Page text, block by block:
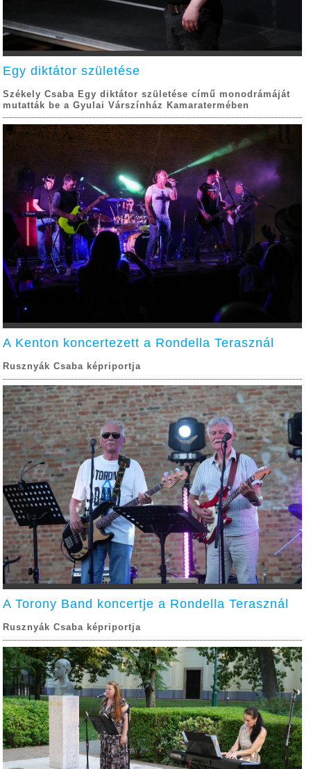
Egy diktátor születése
Székely Csaba Egy diktátor születése című monodrámáját
mutatták be a Gyulai Várszínház Kamaratermében
A Kenton koncertezett a Rondella Terasznál
Rusznyák Csaba képriportja
A Torony Band koncertje a Rondella Terasznál
Rusznyák Csaba képriportja